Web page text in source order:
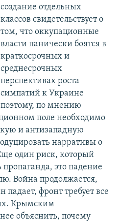
создание отдельных
классов свидетельствует о
том, что оккупационные
власти панически боятся в
краткосрочных и
среднесрочных
перспективах роста
симпатий к Украине
поэтому, по мнению
поле необходимо
и антизападную
нарративы о
один риск, который
это падение
Война продолжается,
падает, фронт требует все
Крымским
объяснить, почему